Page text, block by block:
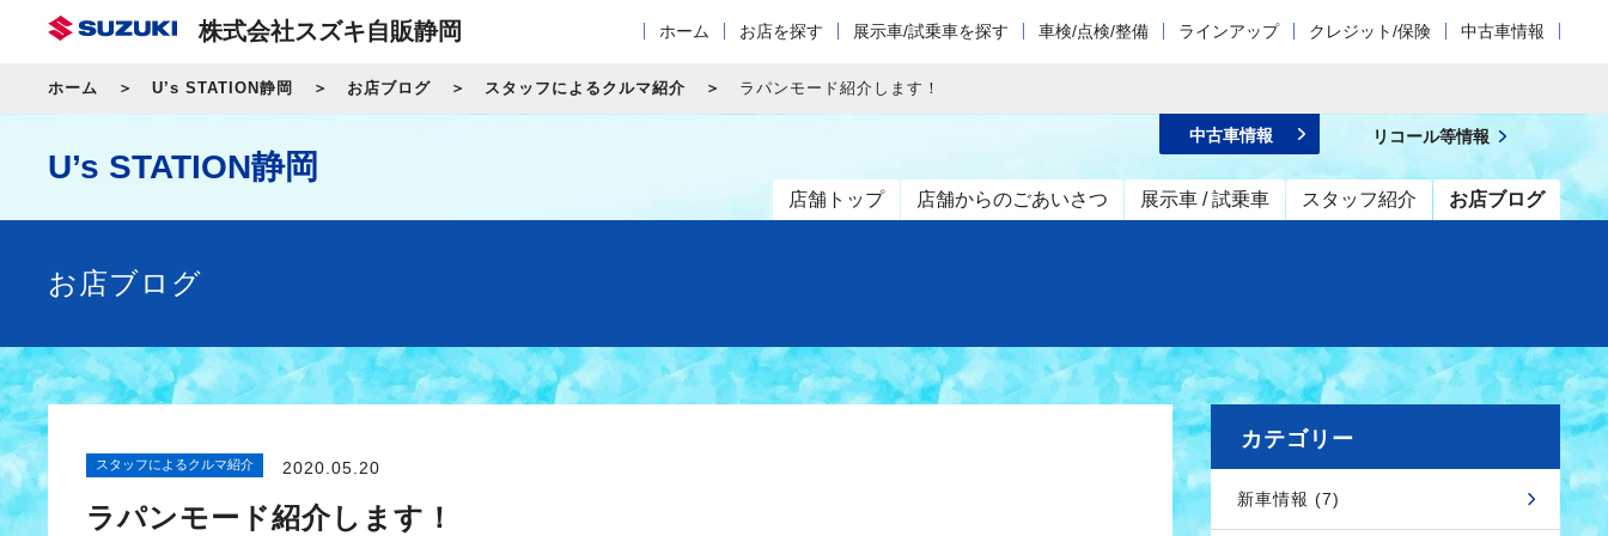
株式会社スズキ自販静岡 ホーム お店を探す 展示車/試乗車を探す 車検/点検/整備 ラインアップ クレジット/保険 中古車情報
ホーム U’s STATION静岡 お店ブログ スタッフによるクルマ紹介 ラパンモード紹介します！
U’s STATION静岡
店舗トップ 店舗からのごあいさつ 展示車 / 試乗車 スタッフ紹介 お店ブログ
中古車情報 リコール等情報
お店ブログ
スタッフによるクルマ紹介 2020.05.20
ラパンモード紹介します！
カテゴリー
新車情報 (7)